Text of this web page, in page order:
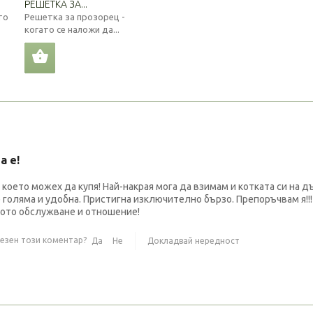
РЕШЕТКА ЗА...
Решетка за прозорец -
когато се наложи да...
e!
можех да купя! Най-накрая мога да взимам и котката си на
и удобна. Пристигна изключително бързо. Препоръчвам
обслужване и отношение!
този коментар? Да Не Докладвай нередност